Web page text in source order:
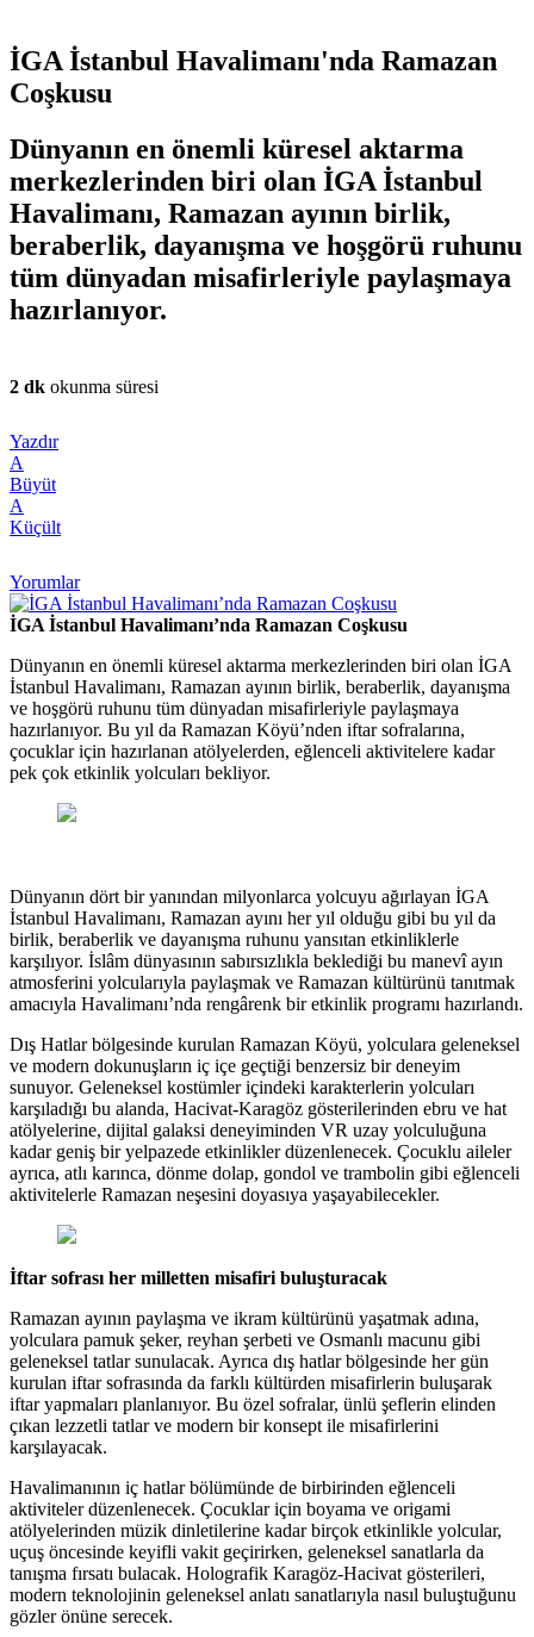
İGA İstanbul Havalimanı'nda Ramazan
Coşkusu
Dünyanın en önemli küresel aktarma
merkezlerinden biri olan İGA İstanbul
Havalimanı, Ramazan ayının birlik,
beraberlik, dayanışma ve hoşgörü ruhunu
tüm dünyadan misafirleriyle paylaşmaya
hazırlanıyor.
2 dk okunma süresi
Yazdır
A
Büyüt
A
Küçült
Yorumlar
İGA İstanbul Havalimanı’nda Ramazan Coşkusu
Dünyanın en önemli küresel aktarma merkezlerinden biri olan İGA
İstanbul Havalimanı, Ramazan ayının birlik, beraberlik, dayanışma
ve hoşgörü ruhunu tüm dünyadan misafirleriyle paylaşmaya
hazırlanıyor. Bu yıl da Ramazan Köyü’nden iftar sofralarına,
çocuklar için hazırlanan atölyelerden, eğlenceli aktivitelere kadar
pek çok etkinlik yolcuları bekliyor.
Dünyanın dört bir yanından milyonlarca yolcuyu ağırlayan İGA
İstanbul Havalimanı, Ramazan ayını her yıl olduğu gibi bu yıl da
birlik, beraberlik ve dayanışma ruhunu yansıtan etkinliklerle
karşılıyor. İslâm dünyasının sabırsızlıkla beklediği bu manevî ayın
atmosferini yolcularıyla paylaşmak ve Ramazan kültürünü tanıtmak
amacıyla Havalimanı’nda rengârenk bir etkinlik programı hazırlandı.
Dış Hatlar bölgesinde kurulan Ramazan Köyü, yolculara geleneksel
ve modern dokunuşların iç içe geçtiği benzersiz bir deneyim
sunuyor. Geleneksel kostümler içindeki karakterlerin yolcuları
karşıladığı bu alanda, Hacivat-Karagöz gösterilerinden ebru ve hat
atölyelerine, dijital galaksi deneyiminden VR uzay yolculuğuna
kadar geniş bir yelpazede etkinlikler düzenlenecek. Çocuklu aileler
ayrıca, atlı karınca, dönme dolap, gondol ve trambolin gibi eğlenceli
aktivitelerle Ramazan neşesini doyasıya yaşayabilecekler.
İftar sofrası her milletten misafiri buluşturacak
Ramazan ayının paylaşma ve ikram kültürünü yaşatmak adına,
yolculara pamuk şeker, reyhan şerbeti ve Osmanlı macunu gibi
geleneksel tatlar sunulacak. Ayrıca dış hatlar bölgesinde her gün
kurulan iftar sofrasında da farklı kültürden misafirlerin buluşarak
iftar yapmaları planlanıyor. Bu özel sofralar, ünlü şeflerin elinden
çıkan lezzetli tatlar ve modern bir konsept ile misafirlerini
karşılayacak.
Havalimanının iç hatlar bölümünde de birbirinden eğlenceli
aktiviteler düzenlenecek. Çocuklar için boyama ve origami
atölyelerinden müzik dinletilerine kadar birçok etkinlikle yolcular,
uçuş öncesinde keyifli vakit geçirirken, geleneksel sanatlarla da
tanışma fırsatı bulacak. Holografik Karagöz-Hacivat gösterileri,
modern teknolojinin geleneksel anlatı sanatlarıyla nasıl buluştuğunu
gözler önüne serecek.